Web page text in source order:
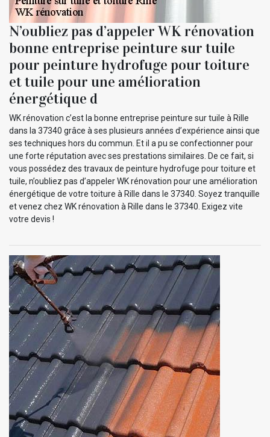
N’oubliez pas d’appeler WK rénovation
bonne entreprise peinture sur tuile
pour peinture hydrofuge pour toiture
et tuile pour une amélioration
énergétique d
WK rénovation c’est la bonne entreprise peinture sur tuile à Rille
dans la 37340 grâce à ses plusieurs années d’expérience ainsi que
ses techniques hors du commun. Et il a pu se confectionner pour
une forte réputation avec ses prestations similaires. De ce fait, si
vous possédez des travaux de peinture hydrofuge pour toiture et
tuile, n’oubliez pas d’appeler WK rénovation pour une amélioration
énergétique de votre toiture à Rille dans le 37340. Soyez tranquille
et venez chez WK rénovation à Rille dans le 37340. Exigez vite
votre devis !